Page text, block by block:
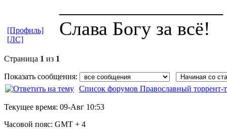
Слава Богу за всё!
[Профиль]
[ЛС]
Страница 1 из 1
Показать сообщения:
Список форумов Православный торрент-
Текущее время: 09-Авг 10:53
Часовой пояс: GMT + 4